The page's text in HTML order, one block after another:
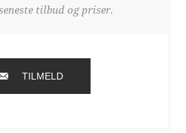
tilbud og priser.
TILMELD